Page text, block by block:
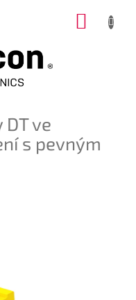
ve
s pevným